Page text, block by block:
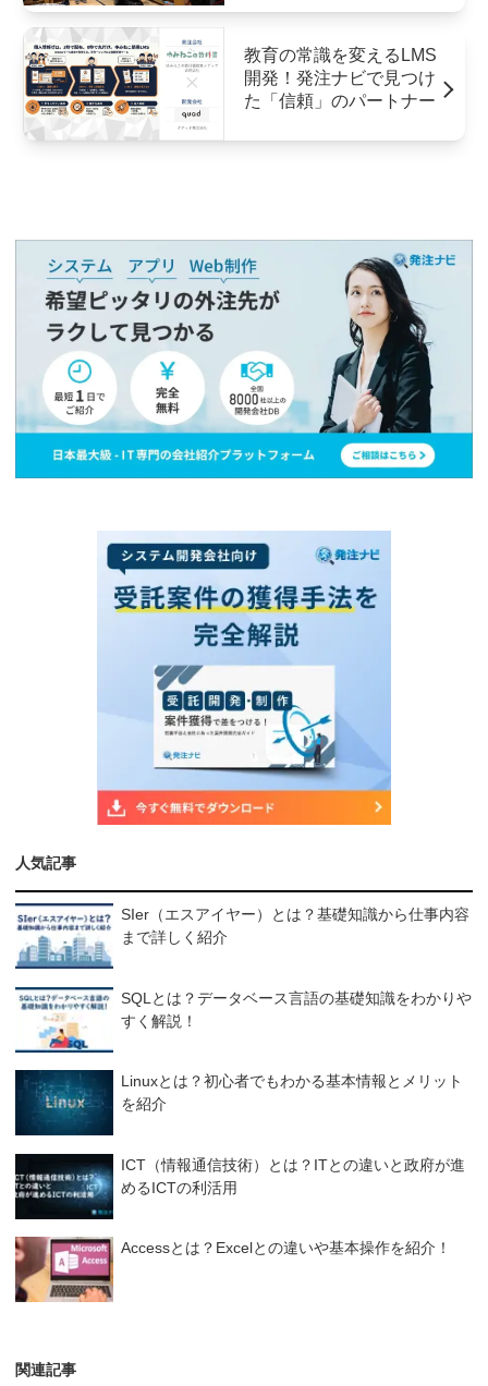
教育の常識を変えるLMS
開発！発注ナビで見つけ
た「信頼」のパートナー
人気記事
SIer（エスアイヤー）とは？基礎知識から仕事内容
まで詳しく紹介
SQLとは？データベース言語の基礎知識をわかりや
すく解説！
Linuxとは？初心者でもわかる基本情報とメリット
を紹介
ICT（情報通信技術）とは？ITとの違いと政府が進
めるICTの利活用
Accessとは？Excelとの違いや基本操作を紹介！
関連記事